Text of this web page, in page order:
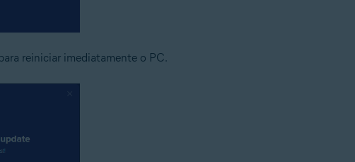
reiniciar imediatamente o PC.